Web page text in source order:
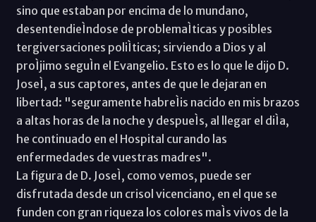
sino que estaban por encima de lo mundano,
desentendieÌndose de problemaÌticas y posibles
tergiversaciones poliÌticas; sirviendo a Dios y al
proÌjimo seguÌn el Evangelio. Esto es lo que le dijo D.
JoseÌ, a sus captores, antes de que le dejaran en
libertad: "seguramente habreÌis nacido en mis brazos
a altas horas de la noche y despueÌs, al llegar el diÌa,
he continuado en el Hospital curando las
enfermedades de vuestras madres".
La figura de D. JoseÌ, como vemos, puede ser
disfrutada desde un crisol vicenciano, en el que se
funden con gran riqueza los colores maÌs vivos de la